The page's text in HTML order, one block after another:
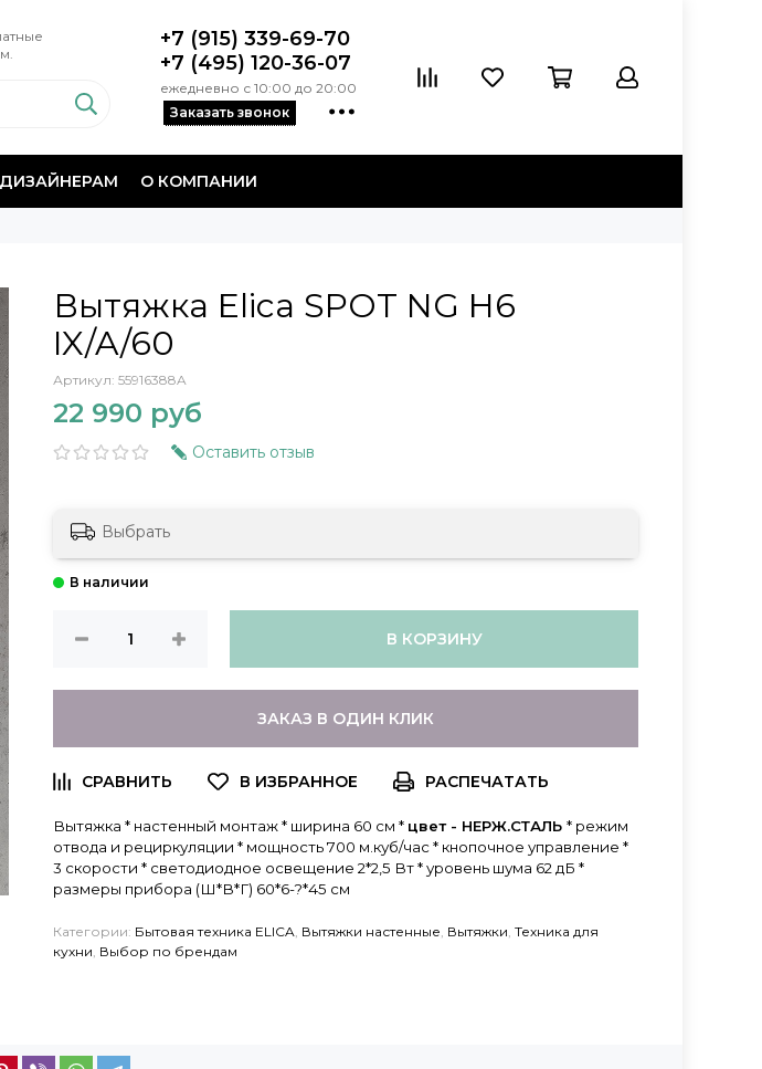
+7 (915) 339-69-70
+7 (495) 120-36-07
ежедневно с 10:00 до 20:00
Заказать звонок
ДИЗАЙНЕРАМ О КОМПАНИИ
Вытяжка Elica SPOT NG H6
IX/A/60
Артикул: 55916388A
22 990 руб
Оставить отзыв
Выбрать
В КОРЗИНУ
ЗАКАЗ В ОДИН КЛИК
РАСПЕЧАТАТЬ
Вытяжка * настенный монтаж * ширина 60 см * цвет - НЕРЖ.СТАЛЬ * режим
отвода и рециркуляции * мощность 700 м.куб/час * кнопочное управление *
3 скорости * светодиодное освещение 2*2,5 Вт * уровень шума 62 дБ *
размеры прибора (Ш*В*Г) 60*6-?*45 см
Категории: Бытовая техника ELICA, Вытяжки настенные, Вытяжки, Техника для
кухни, Выбор по брендам